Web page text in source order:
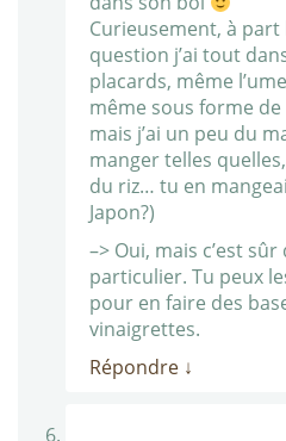
Curieusement, à part
question j’ai tout
placards, même
même sous forme
mais j’ai un peu du
manger telles
du riz… tu en
Japon?)
–> Oui, mais c’est sûr
particulier. Tu peux
pour en faire des
vinaigrettes.
Répondre ↓